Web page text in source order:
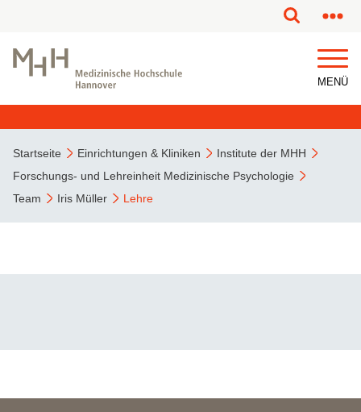
MENÜ
Startseite Einrichtungen & Kliniken
Institute der MHH
Forschungs- und Lehreinheit Medizinische Psychologie
Team
Iris Müller Lehre